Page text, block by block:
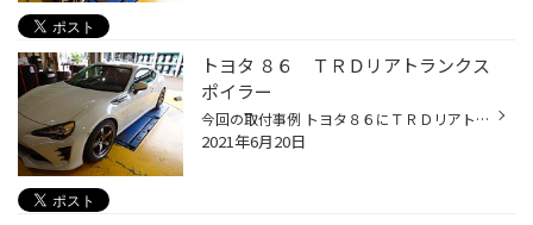
トヨタ ８６ ＴＲＤリアトランクス
ポイラー
今回の取付事例 トヨタ８６にＴＲＤリアトランクスポイラーを取付ました。 リアハッチにＭ10２ヶ所の穴あけ作業はありますが、さほど難しい作業ではなくサビ止めを確りして 位置決めをして両面テープとビスで取付です。 スポイラーはお客様の希望で、ボディカラーのホワイトでなくカラーはあえてブ...
2021年6月20日